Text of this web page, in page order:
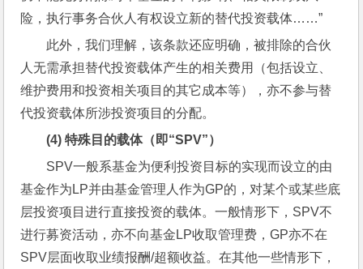
险，执行事务合伙人有权设立新的替代投资载体……”
此外，我们理解，该条款还应明确，被排除的合伙
人无需承担替代投资载体产生的相关费用（包括设立、
维护费用和投资相关项目的其它成本等），亦不参与替
代投资载体所涉投资项目的分配。
(4) 特殊目的载体（即“SPV”）
SPV一般系基金为便利投资目标的实现而设立的由
基金作为LP并由基金管理人作为GP的，对某个或某些底
层投资项目进行直接投资的载体。一般情形下，SPV不
进行募资活动，亦不向基金LP收取管理费，GP亦不在
SPV层面收取业绩报酬/超额收益。在其他一些情形下，